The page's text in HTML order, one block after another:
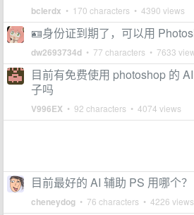
bclerdx • 170 characters • 4390 views
🪪身份证到期了，可以用
dw2693734d • 77 characters • 7633
目前有免费使用 photoshop 的
子吗
V996EX • 92 characters • 4074 views
目前最好的 AI 辅助 PS 用哪个？
cheneydog • 76 characters • 4226 views